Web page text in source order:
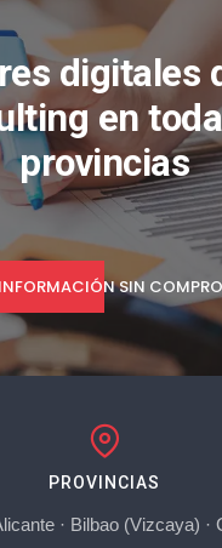
digitales
en
provincias
SIN
PROVINCIAS
· Bilbao (Vizcaya) ·